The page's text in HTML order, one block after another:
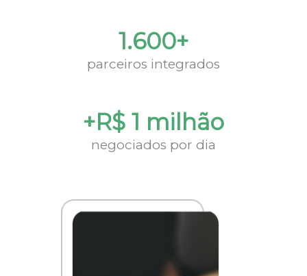
1.600+
parceiros integrados
+R$ 1 milhão
negociados por dia